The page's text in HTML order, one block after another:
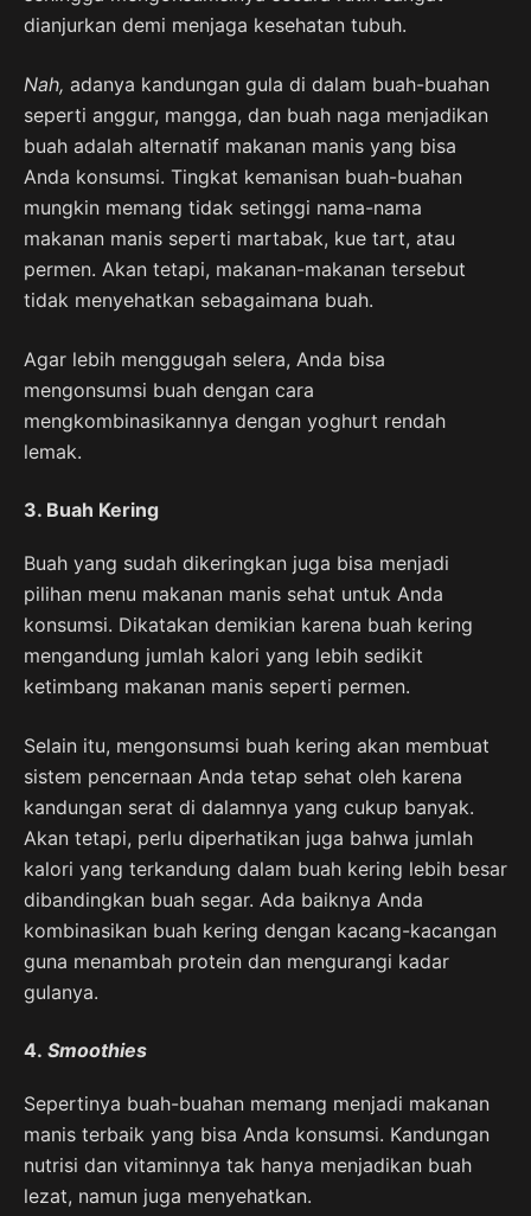
dianjurkan demi menjaga kesehatan tubuh.
Nah, adanya kandungan gula di dalam buah-buahan
seperti anggur, mangga, dan buah naga menjadikan
buah adalah alternatif makanan manis yang bisa
Anda konsumsi. Tingkat kemanisan buah-buahan
mungkin memang tidak setinggi nama-nama
makanan manis seperti martabak, kue tart, atau
permen. Akan tetapi, makanan-makanan tersebut
tidak menyehatkan sebagaimana buah.
Agar lebih menggugah selera, Anda bisa
mengonsumsi buah dengan cara
mengkombinasikannya dengan yoghurt rendah
lemak.
3. Buah Kering
Buah yang sudah dikeringkan juga bisa menjadi
pilihan menu makanan manis sehat untuk Anda
konsumsi. Dikatakan demikian karena buah kering
mengandung jumlah kalori yang lebih sedikit
ketimbang makanan manis seperti permen.
Selain itu, mengonsumsi buah kering akan membuat
sistem pencernaan Anda tetap sehat oleh karena
kandungan serat di dalamnya yang cukup banyak.
Akan tetapi, perlu diperhatikan juga bahwa jumlah
kalori yang terkandung dalam buah kering lebih besar
dibandingkan buah segar. Ada baiknya Anda
kombinasikan buah kering dengan kacang-kacangan
guna menambah protein dan mengurangi kadar
gulanya.
4. Smoothies
Sepertinya buah-buahan memang menjadi makanan
manis terbaik yang bisa Anda konsumsi. Kandungan
nutrisi dan vitaminnya tak hanya menjadikan buah
lezat, namun juga menyehatkan.